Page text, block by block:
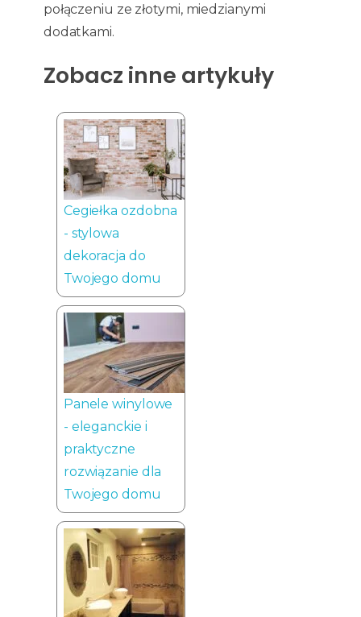
połączeniu ze złotymi, miedzianymi
dodatkami.
Zobacz inne artykuły
Cegiełka ozdobna
- stylowa
dekoracja do
Twojego domu
Panele winylowe
- eleganckie i
praktyczne
rozwiązanie dla
Twojego domu